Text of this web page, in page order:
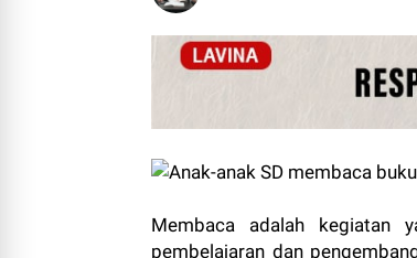
Membaca adalah kegiatan
pembelajaran dan